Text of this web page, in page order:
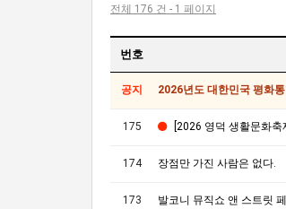
전체 176 건 - 1 페이지
번호
공지 2026년도 대한민국 평화
175 [2026 영덕 생활문화축제] 무대
174 장점만 가진 사람은 없다.
173 발코니 뮤직쇼 앤 스트릿